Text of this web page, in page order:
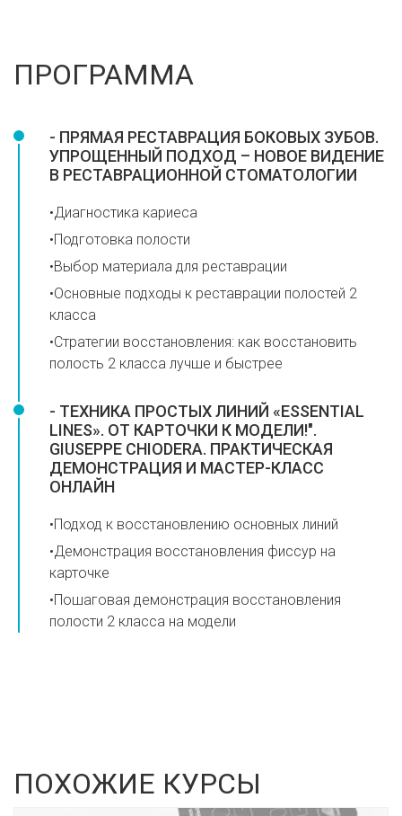
ПРОГРАММА
- ПРЯМАЯ РЕСТАВРАЦИЯ БОКОВЫХ ЗУБОВ.
УПРОЩЕННЫЙ ПОДХОД – НОВОЕ ВИДЕНИЕ
В РЕСТАВРАЦИОННОЙ СТОМАТОЛОГИИ
•Диагностика кариеса
•Подготовка полости
•Выбор материала для реставрации
•Основные подходы к реставрации полостей 2
класса
•Стратегии восстановления: как восстановить
полость 2 класса лучше и быстрее
- ТЕХНИКА ПРОСТЫХ ЛИНИЙ «ESSENTIAL
LINES». ОТ КАРТОЧКИ К МОДЕЛИ!".
GIUSEPPE CHIODERA. ПРАКТИЧЕСКАЯ
ДЕМОНСТРАЦИЯ И МАСТЕР-КЛАСС
ОНЛАЙН
•Подход к восстановлению основных линий
•Демонстрация восстановления фиссур на
карточке
•Пошаговая демонстрация восстановления
полости 2 класса на модели
ПОХОЖИЕ КУРСЫ